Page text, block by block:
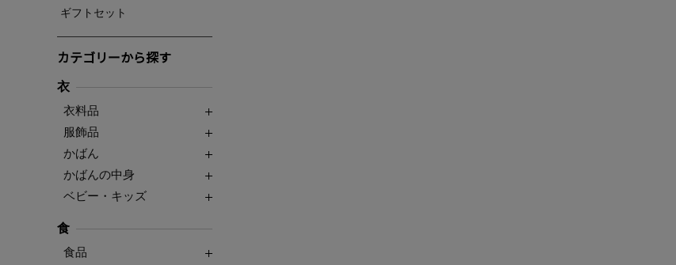
ギフトセット
カテゴリーから探す
衣
衣料品
服飾品
かばん
かばんの中身
ベビー・キッズ
食
食品